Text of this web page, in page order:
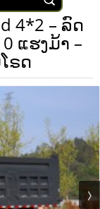
4*2 – ລົດ
ແຮງມ້າ –
ຣດ